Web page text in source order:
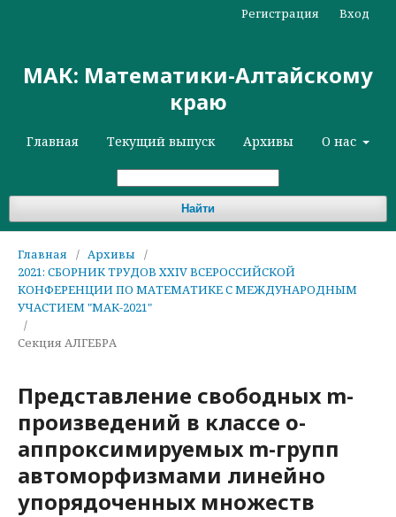
МАК: Математики-Алтайскому
краю
Главная Текущий выпуск Архивы О нас
Найти
Регистрация Вход
Главная / Архивы
/
2021: СБОРНИК ТРУДОВ XXIV ВСЕРОССИЙСКОЙ
КОНФЕРЕНЦИИ ПО МАТЕМАТИКЕ С МЕЖДУНАРОДНЫМ
УЧАСТИЕМ "МАК-2021"
/
Секция АЛГЕБРА
Представление свободных m-
произведений в классе o-
аппроксимируемых m-групп
автоморфизмами линейно
упорядоченных множеств